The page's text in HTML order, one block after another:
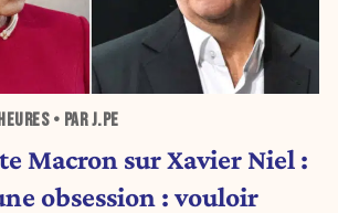
• PAR J.PE
Macron sur Xavier Niel :
obsession : vouloir